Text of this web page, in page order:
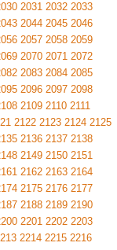
2031 2032 2033
2044 2045 2046
2057 2058 2059
2070 2071 2072
2083 2084 2085
2096 2097 2098
2109 2110 2111
2122 2123 2124 2125
2136 2137 2138
2149 2150 2151
2162 2163 2164
2175 2176 2177
2188 2189 2190
2201 2202 2203
2214 2215 2216